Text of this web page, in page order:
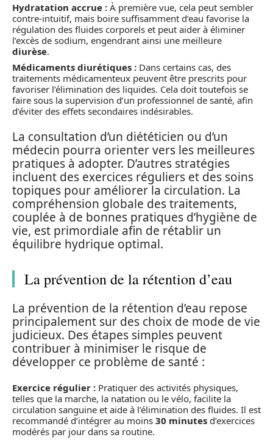
Hydratation accrue : À première vue, cela peut sembler
contre-intuitif, mais boire suffisamment d’eau favorise la
régulation des fluides corporels et peut aider à éliminer
l’excès de sodium, engendrant ainsi une meilleure
diurèse.
Médicaments diurétiques : Dans certains cas, des
traitements médicamenteux peuvent être prescrits pour
favoriser l’élimination des liquides. Cela doit toutefois se
faire sous la supervision d’un professionnel de santé, afin
d’éviter des effets secondaires indésirables.
La consultation d’un diététicien ou d’un
médecin pourra orienter vers les meilleures
pratiques à adopter. D’autres stratégies
incluent des exercices réguliers et des soins
topiques pour améliorer la circulation. La
compréhension globale des traitements,
couplée à de bonnes pratiques d’hygiène de
vie, est primordiale afin de rétablir un
équilibre hydrique optimal.
La prévention de la rétention d’eau
La prévention de la rétention d’eau repose
principalement sur des choix de mode de vie
judicieux. Des étapes simples peuvent
contribuer à minimiser le risque de
développer ce problème de santé :
Exercice régulier : Pratiquer des activités physiques,
telles que la marche, la natation ou le vélo, facilite la
circulation sanguine et aide à l’élimination des fluides. Il est
recommandé d’intégrer au moins 30 minutes d’exercices
modérés par jour dans sa routine.